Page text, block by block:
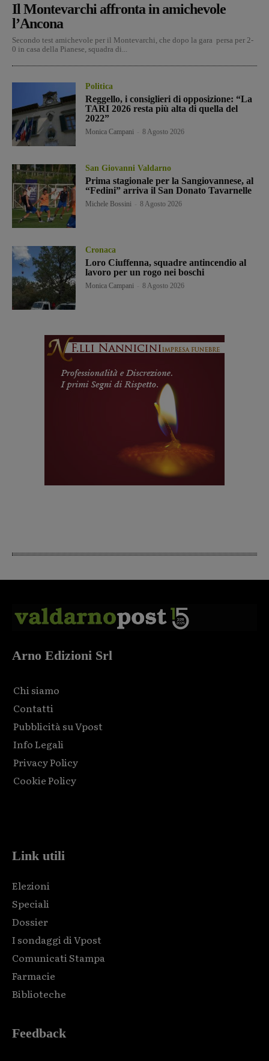
Il Montevarchi affronta in amichevole
l’Ancona
Secondo test amichevole per il Montevarchi, che dopo la gara persa per 2-
0 in casa della Pianese, squadra di...
Politica
Reggello, i consiglieri di opposizione: “La
TARI 2026 resta più alta di quella del
2022”
Monica Campani 8 Agosto 2026
San Giovanni Valdarno
Prima stagionale per la Sangiovannese, al
“Fedini” arriva il San Donato Tavarnelle
Michele Bossini 8 Agosto 2026
Cronaca
Loro Ciuffenna, squadre antincendio al
lavoro per un rogo nei boschi
Monica Campani 8 Agosto 2026
Arno Edizioni Srl
Chi siamo
Contatti
Pubblicità su Vpost
Info Legali
Privacy Policy
Cookie Policy
Link utili
Elezioni
Speciali
Dossier
I sondaggi di Vpost
Comunicati Stampa
Farmacie
Biblioteche
Feedback